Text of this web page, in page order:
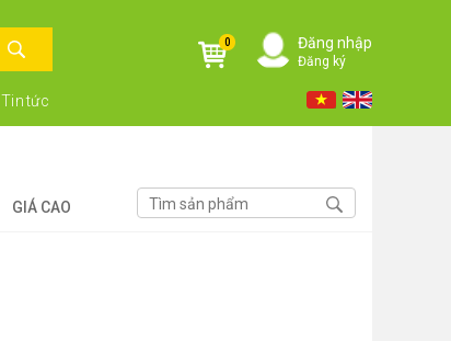
0 Đăng nhập
Đăng ký
Tin tức
GIÁ CAO